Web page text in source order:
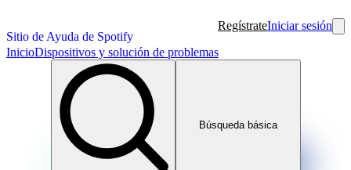
Sitio de Ayuda de Spotify
RegístrateIniciar sesión
InicioDispositivos y solución de problemas
Búsqueda básica